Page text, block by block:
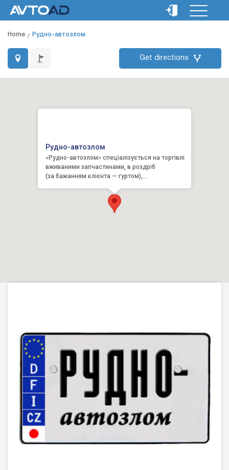
Home Рудно-автозлом
Get directions
Рудно-автозлом
«Рудно-автозлом» спеціалізується на торгівлі
вживаними запчастинами, в роздріб
(за бажанням клієнта — гуртом),